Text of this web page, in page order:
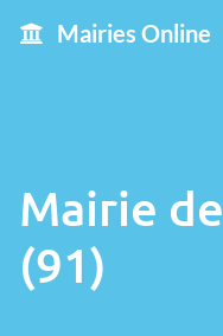
Mairies Online
Mairie
(91)